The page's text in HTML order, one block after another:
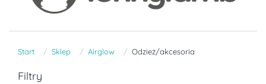
Start Sklep Airglow Odzież/akcesoria
Filtry